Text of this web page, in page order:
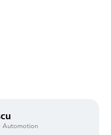
– achiziție în
soluții de finanțare
Automotion